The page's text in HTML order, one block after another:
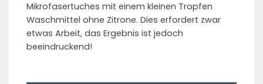
Mikrofasertuches mit einem kleinen Tropfen
Waschmittel ohne Zitrone. Dies erfordert zwar
etwas Arbeit, das Ergebnis ist jedoch
beeindruckend!